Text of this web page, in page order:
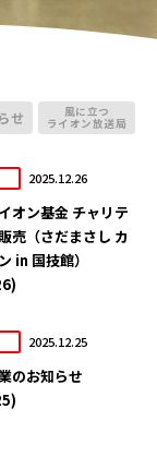
せ 風に立つ
ライオン放送局
2025.12.26
オン基金 チャリテ
売（さだまさし カ
in 国技館）
2025.12.25
のお知らせ